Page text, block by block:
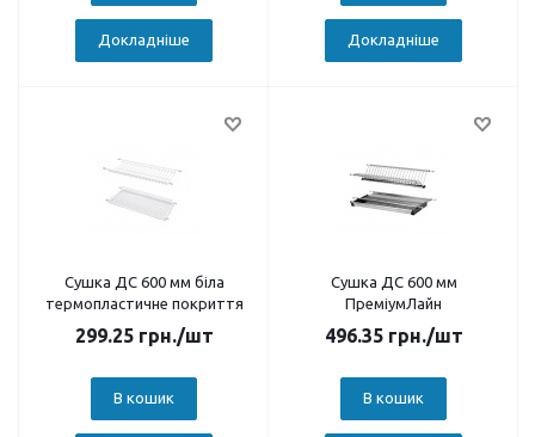
Докладніше Докладніше
Сушка ДС 600 мм біла
термопластичне покриття
299.25грн./шт
В кошик
Сушка ДС 600 мм
ПреміумЛайн
496.35грн./шт
В кошик